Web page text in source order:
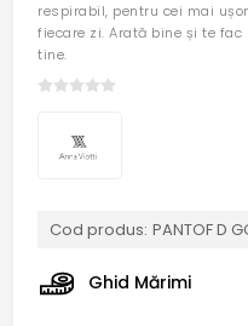
respirabil, pentru cei mai
fiecare zi. Arată bine și te
tine.
Cod produs: PANTOF D
Ghid Mărimi